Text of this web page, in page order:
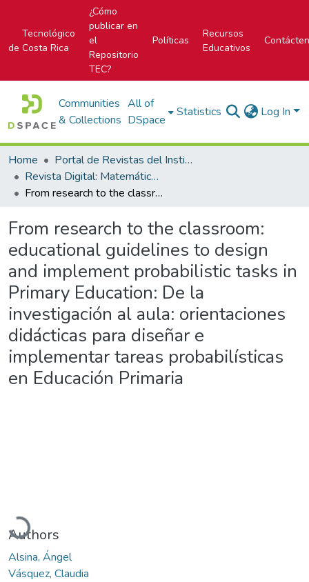
Tecnológico
de Costa Rica
¿Cómo
publicar en
el
Repositorio
TEC?
Políticas
Recursos
Educativos
Communities
& Collections
All of
DSpace
Statistics Log In
Home
Portal de Revistas del Instituto Tecnológico de Costa Rica
Revista Digital: Matemática, Educación e Internet
From research to the classroom: educational guidelines to design and implement probabilistic tasks in Primary Education: De la investigación al aula: orientaciones didácticas para diseñar e implementar tareas probabilísticas en Educación Primaria
From research to the classroom:
educational guidelines to design
and implement probabilistic tasks in
Primary Education: De la
investigación al aula: orientaciones
didácticas para diseñar e
implementar tareas probabilísticas
en Educación Primaria
Loading...
Authors
Alsina, Ángel
Vásquez, Claudia